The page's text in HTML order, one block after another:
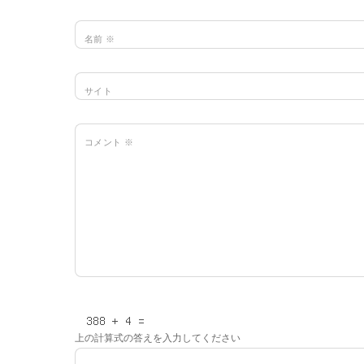
名前 ※
サイト
コメント ※
上の計算式の答えを入力してください